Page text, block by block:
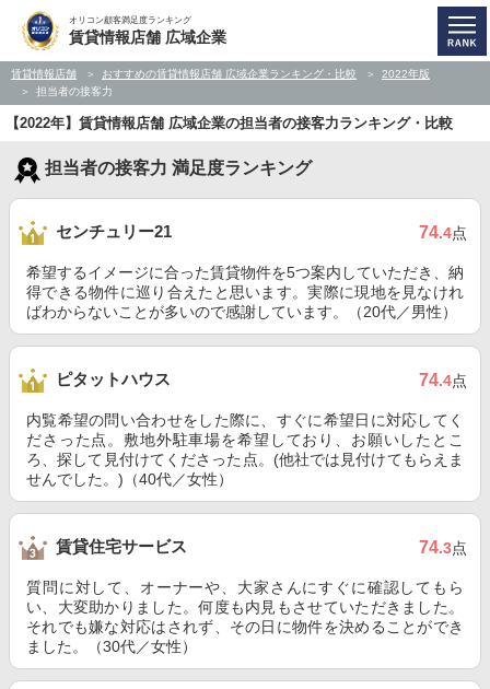
オリコン顧客満足度ランキング
賃貸情報店舗 広域企業
賃貸情報店舗 おすすめの賃貸情報店舗 広域企業ランキング・比較
2022年版
担当者の接客力
【2022年】賃貸情報店舗 広域企業の担当者の接客力ランキング・比較
担当者の接客力 満足度ランキング
センチュリー21 74.4点
希望するイメージに合った賃貸物件を5つ案内していただき、納
得できる物件に巡り合えたと思います。実際に現地を見なけれ
ばわからないことが多いので感謝しています。（20代／男性）
ピタットハウス 74.4点
内覧希望の問い合わせをした際に、すぐに希望日に対応してく
ださった点。敷地外駐車場を希望しており、お願いしたとこ
ろ、探して見付けてくださった点。(他社では見付けてもらえま
せんでした。)（40代／女性）
賃貸住宅サービス 74.3点
質問に対して、オーナーや、大家さんにすぐに確認してもら
い、大変助かりました。何度も内見もさせていただきました。
それでも嫌な対応はされず、その日に物件を決めることができ
ました。（30代／女性）